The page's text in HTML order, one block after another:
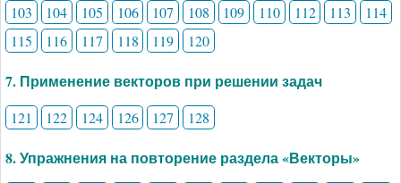
103 104 105 106 107 108 109 110 112 113
114
115
116 117 118 119 120
7. Применение векторов при решении задач
121 122 124 126 127 128
8. Упражнения на повторение раздела «Векторы»